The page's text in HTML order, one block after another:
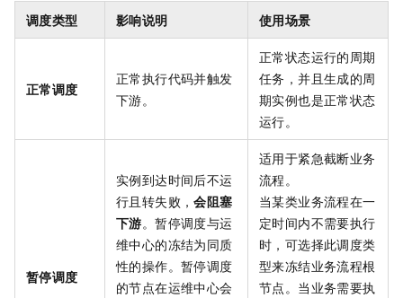
调度类型 影响说明 使用场景
正常调度
正常执行代码并触发
下游。
正常状态运行的周期
任务，并且生成的周
期实例也是正常状态
运行。
暂停调度
实例到达时间后不运
行且转失败，会阻塞
下游。暂停调度与运
维中心的冻结为同质
性的操作。暂停调度
的节点在运维中心会
适用于紧急截断业务
流程。
当某类业务流程在一
定时间内不需要执行
时，可选择此调度类
型来冻结业务流程根
节点。当业务需要执